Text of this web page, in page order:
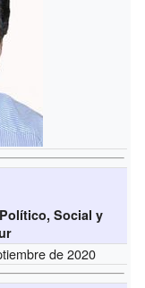
Social y
de 2020